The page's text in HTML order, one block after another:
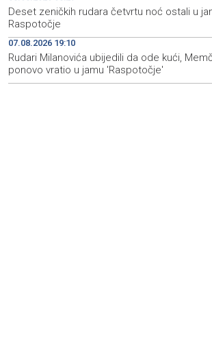
Deset zeničkih rudara četvrtu noć ostali u
Raspotočje
07.08.2026 19:10
Rudari Milanovića ubijedili da ode kući,
ponovo vratio u jamu 'Raspotočje'